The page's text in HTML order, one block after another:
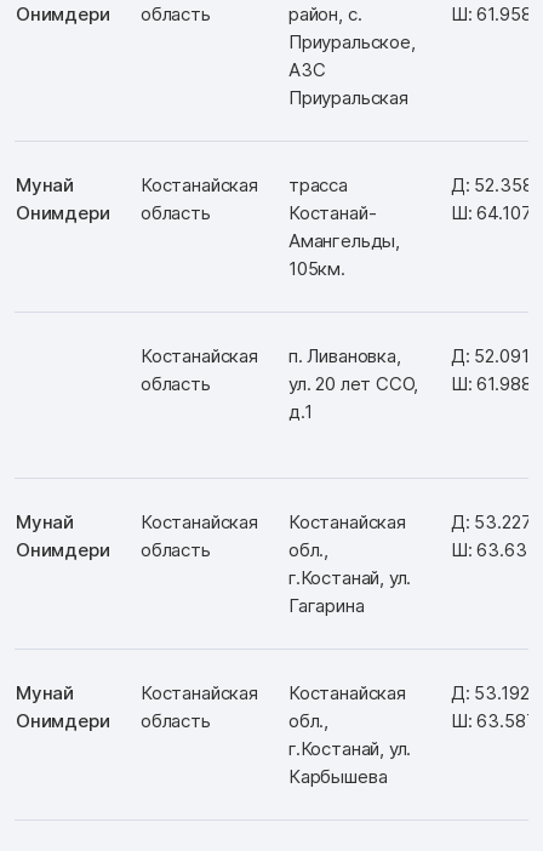
Онимдери
область
район, с.
Приуральское,
АЗС
Приуральская
Ш:
Мунай
Онимдери
Костанайская
область
трасса
Костанай-
Амангельды,
105км.
Д:
Ш:
Костанайская
область
п. Ливановка,
ул. 20 лет ССО,
д.1
Д:
Ш:
Мунай
Онимдери
Костанайская
область
Костанайская
обл.,
г.Костанай, ул.
Гагарина
Д:
Ш:
Мунай
Онимдери
Костанайская
область
Костанайская
обл.,
г.Костанай, ул.
Карбышева
Д:
Ш: